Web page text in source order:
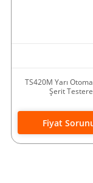
TS420M Yarı
Şerit Testere
Fiyat